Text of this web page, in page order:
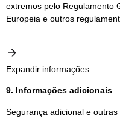
extremos pelo Regulamento
Europeia e outros
Expandir informações
9. Informações adicionais
Segurança adicional e